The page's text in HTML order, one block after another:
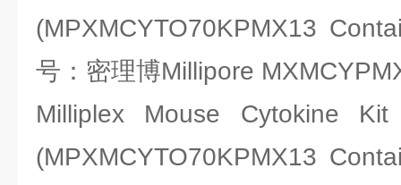
(MPXMCYTO70KPMX13
号：密理博Millipore
Milliplex Mouse Cytokine
(MPXMCYTO70KPMX13